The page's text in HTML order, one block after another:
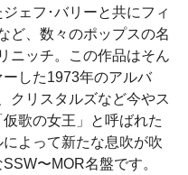
ェフ･バリーと共にフィ
ど、数々のポップスの名
ニッチ。この作品はそん
した1973年のアルバ
クリスタルズなど今やス
歌の女王」と呼ばれた
よって新たな息吹が吹
〜MOR名盤です。